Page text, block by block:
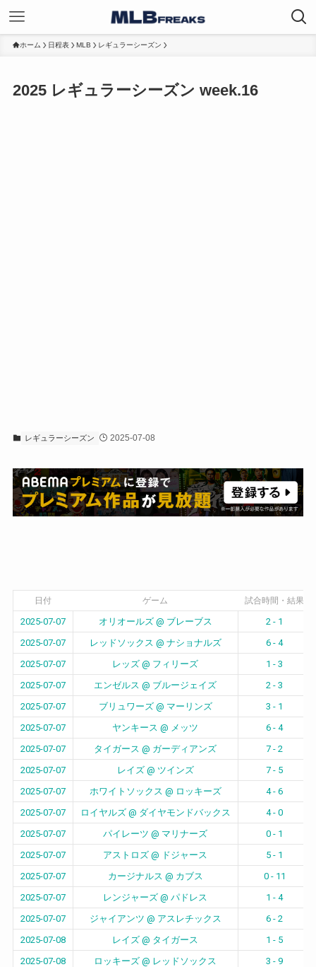
ホーム 日程表 MLB レギュラーシーズン
2025 レギュラーシーズン week.16
レギュラーシーズン 2025-07-08
日付 ゲーム 試合時間・結果
2025-07-07 オリオールズ @ ブレーブス
2 - 1
2025-07-07
レッドソックス @ ナショナルズ
6 - 4
2025-07-07
レッズ @ フィリーズ
1 - 3
2025-07-07
エンゼルス @ ブルージェイズ
2 - 3
2025-07-07
ブリュワーズ @ マーリンズ
3 - 1
2025-07-07
ヤンキース @ メッツ
6 - 4
2025-07-07
タイガース @ ガーディアンズ
7 - 2
2025-07-07
レイズ @ ツインズ
7 - 5
2025-07-07
ホワイトソックス @ ロッキーズ
4 - 6
2025-07-07
ロイヤルズ @ ダイヤモンドバックス
4 - 0
2025-07-07
パイレーツ @ マリナーズ
0 - 1
2025-07-07
アストロズ @ ドジャース
5 - 1
2025-07-07
カージナルス @ カブス
0 - 11
2025-07-07
レンジャーズ @ パドレス
1 - 4
2025-07-07
ジャイアンツ @ アスレチックス
6 - 2
2025-07-08
レイズ @ タイガース
1 - 5
2025-07-08
ロッキーズ @ レッドソックス
3 - 9